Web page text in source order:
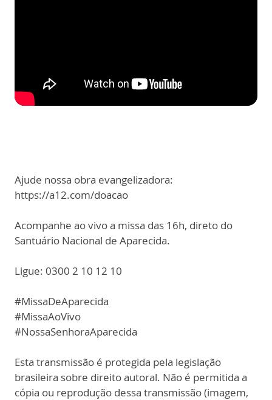
Ajude nossa obra evangelizadora:
https://a12.com/doacao
Acompanhe ao vivo a missa das 16h, direto do
Santuário Nacional de Aparecida.
Ligue: 0300 2 10 12 10
#MissaDeAparecida
#MissaAoVivo
#NossaSenhoraAparecida
Esta transmissão é protegida pela legislação
brasileira sobre direito autoral. Não é permitida a
cópia ou reprodução dessa transmissão (imagem,